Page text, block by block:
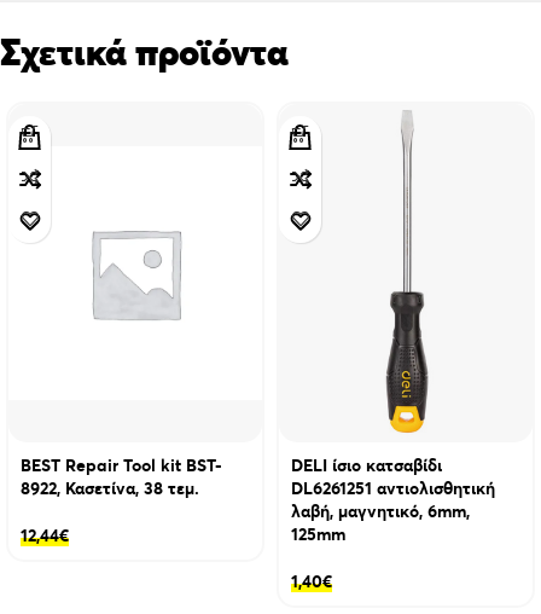
Σχετικά προϊόντα
BEST Repair Tool kit BST-
8922, Κασετίνα, 38 τεμ.
12,44€
DELI ίσιο κατσαβίδι
DL6261251 αντιολισθητική
λαβή, μαγνητικό, 6mm,
125mm
1,40€